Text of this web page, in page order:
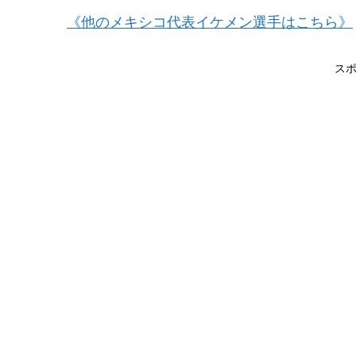
《他のメキシコ代表イケメン選手はこちら》
ス